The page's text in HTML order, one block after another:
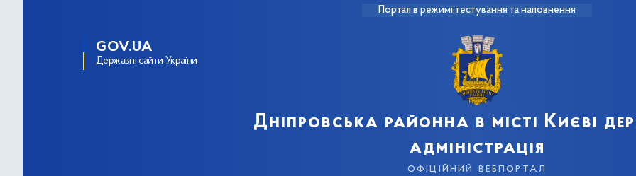
Портал в режимі тестування та наповнення
GOV.UA
Державні сайти України
Дніпровська районна в місті Києві
адміністрація
офіційний вебпортал